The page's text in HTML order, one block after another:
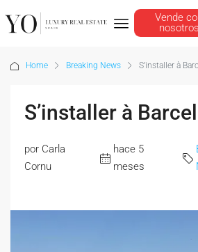
Vende
nosotros
Home Breaking News S’installer à
S’installer à
por Carla
Cornu
hace 5
meses